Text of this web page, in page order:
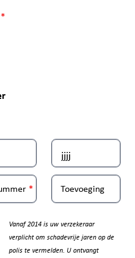
Toevoeging
Vanaf 2014 is uw verzekeraar
verplicht om schadevrije jaren op de
polis te vermelden. U ontvangt